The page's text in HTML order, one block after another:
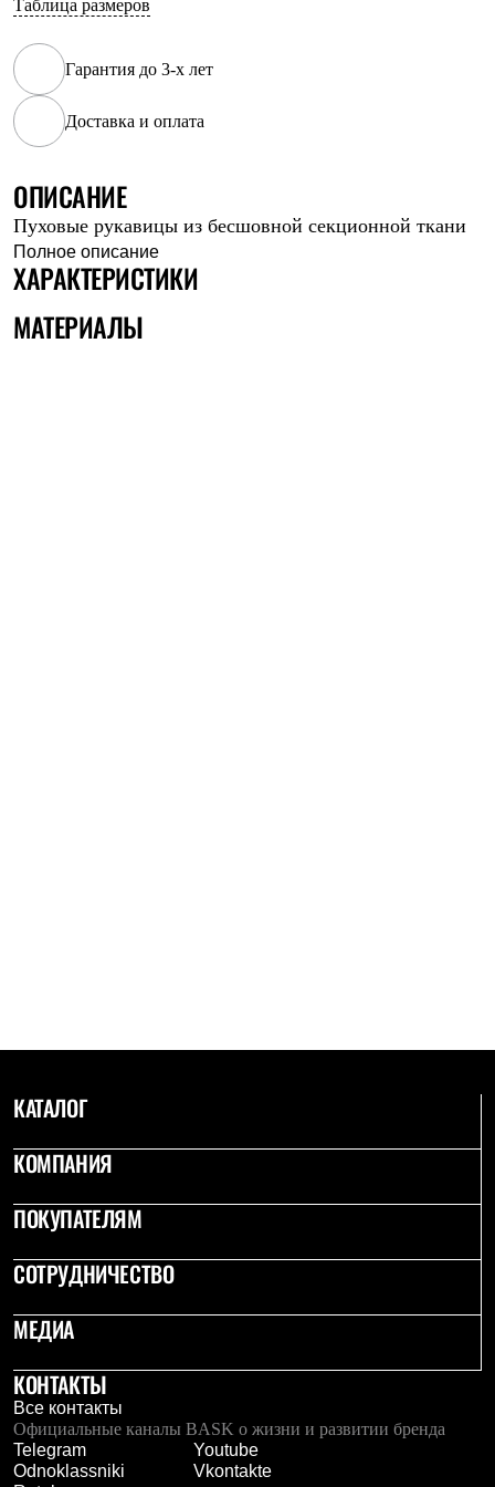
Рубашки
Толстовки
Брюки
Термобелье
Теплое термобелье
Среднее термобелье
Флисовая одежда
Куртки
Брюки
Детская одежда
Утепленная пухом
Комбинезоны
Брюки
Сумки и баулы
Сумки
Полезные аксессуары
Книги
Коврики
Женская обувь
Сапоги
Мужская обувь
Ботинки
Сапоги
Гамаши и бахилы
Гамаши
Бахилы
Тапочки и чуни
ОПИСАНИЕ
Пуховые рукавицы из бесшовной секционной ткани
Полное описание
ХАРАКТЕРИСТИКИ
МАТЕРИАЛЫ
Таблица размеров
Гарантия до 3-х лет
Доставка и оплата
КАТАЛОГ
КОМПАНИЯ
ПОКУПАТЕЛЯМ
СОТРУДНИЧЕСТВО
МЕДИА
КОНТАКТЫ
Все контакты
Официальные каналы BASK о жизни и развитии бренда
Telegram
Youtube
Odnoklassniki
Vkontakte